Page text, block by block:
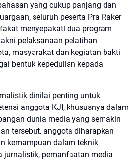
yang cukup panjang dan
seluruh peserta Pra Raker
menyepakati dua program
pelaksanaan pelatihan
masyarakat dan kegiatan bakti
bentuk kepedulian kepada
dinilai penting untuk
anggota KJI, khususnya dalam
dunia media yang semakin
tersebut, anggota diharapkan
kemampuan dalam teknik
jurnalistik, pemanfaatan media